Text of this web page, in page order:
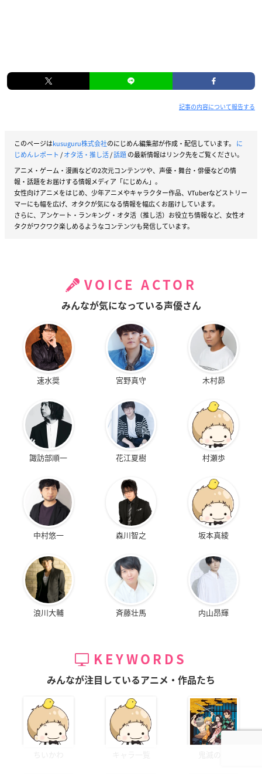
記事の内容について報告する
このページはkusuguru株式会社のにじめん編集部が作成・配信しています。 に
じめんレポート /オタ活・推し活/話題の最新情報はリンク先をご覧ください。
アニメ・ゲーム・漫画などの2次元コンテンツや、声優・舞台・俳優などの情
報・話題をお届けする情報メディア「にじめん」。
女性向けアニメをはじめ、少年アニメやキャラクター作品、VTuberなどストリー
マーにも幅を広げ、オタクが気になる情報を幅広くお届けしています。
さらに、アンケート・ランキング・オタ活（推し活）お役立ち情報など、女性オ
タクがワクワク楽しめるようなコンテンツも発信しています。
VOICE ACTOR
みんなが気になっている声優さん
速水奨 宮野真守 木村昴
諏訪部順一 花江夏樹 村瀬歩
中村悠一 森川智之 坂本真綾
浪川大輔 斉藤壮馬 内山昂輝
KEYWORDS
みんなが注目しているアニメ・作品たち